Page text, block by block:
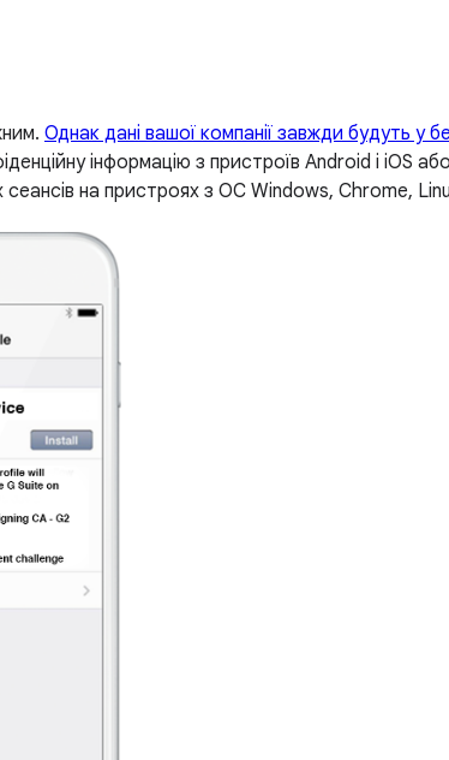
Однак дані вашої компанії завжди будуть у
інформацію з пристроїв Android і iOS
на пристроях з ОС Windows, Chrome,